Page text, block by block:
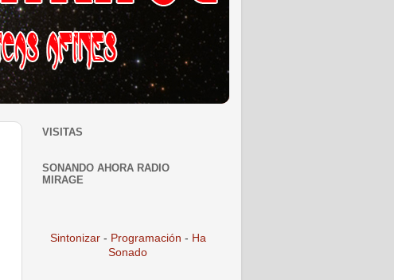
VISITAS
SONANDO AHORA RADIO
MIRAGE
Sintonizar - Programación - Ha
Sonado